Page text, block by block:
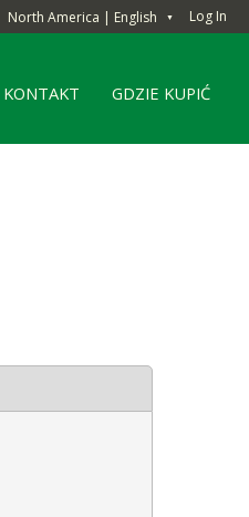
North America | English ▼ Log In
KONTAKT GDZIE KUPIĆ